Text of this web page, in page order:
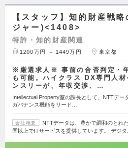
【スタッフ】知的財産戦
ジャー)<1408>
特許・知的財産関連
1200万円 ～ 1449万円 東京都
※厳選求人※ 事前の合否判定・
も可能。ハイクラス DX専門人材
ンスリーが、年収交渉、…
Intellectual Property室の課長として、NTTデー
ガバナンス機能をリード…
会社概要
NTTデータは、豊かで調和のとれ
国以上でITサービスを提供しています。 デジ